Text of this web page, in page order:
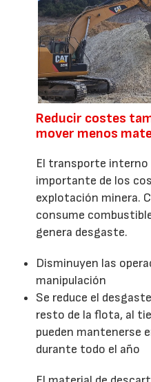
Reducir costes
mover menos
El transporte interno
importante de los
explotación minera.
consume
genera desgaste.
Disminuyen las
manipulación
Se reduce el
resto de la flota, al
pueden mantenerse
durante todo el año